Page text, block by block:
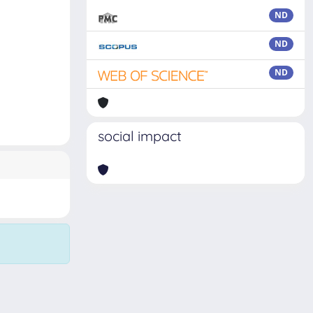
ND
ND
ND
social impact